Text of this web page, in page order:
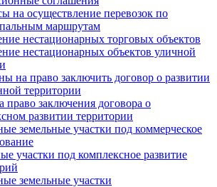
на осуществление перевозок по
маршрутам
нестационарных торговых объектов
нестационарных объектов уличной
на право заключить договор о развитии
территории
право заключения договора о
развитии территории
земельные участки под коммерческое
участки под комплексное развитие
земельные участки